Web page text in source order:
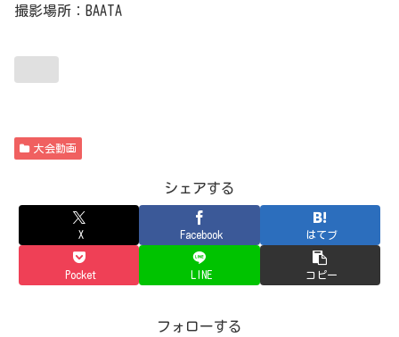
撮影場所：BAATA
大会動画
シェアする
X Facebook はてブ
Pocket LINE コピー
フォローする